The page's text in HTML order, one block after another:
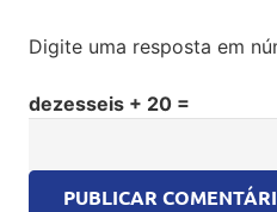
Digite uma resposta em
dezesseis + 20 =
PUBLICAR